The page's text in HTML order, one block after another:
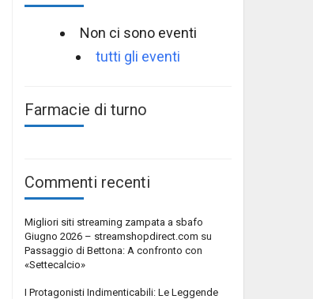
Non ci sono eventi
tutti gli eventi
Farmacie di turno
Commenti recenti
Migliori siti streaming zampata a sbafo
Giugno 2026 – streamshopdirect.com su
Passaggio di Bettona: A confronto con
«Settecalcio»
I Protagonisti Indimenticabili: Le Leggende